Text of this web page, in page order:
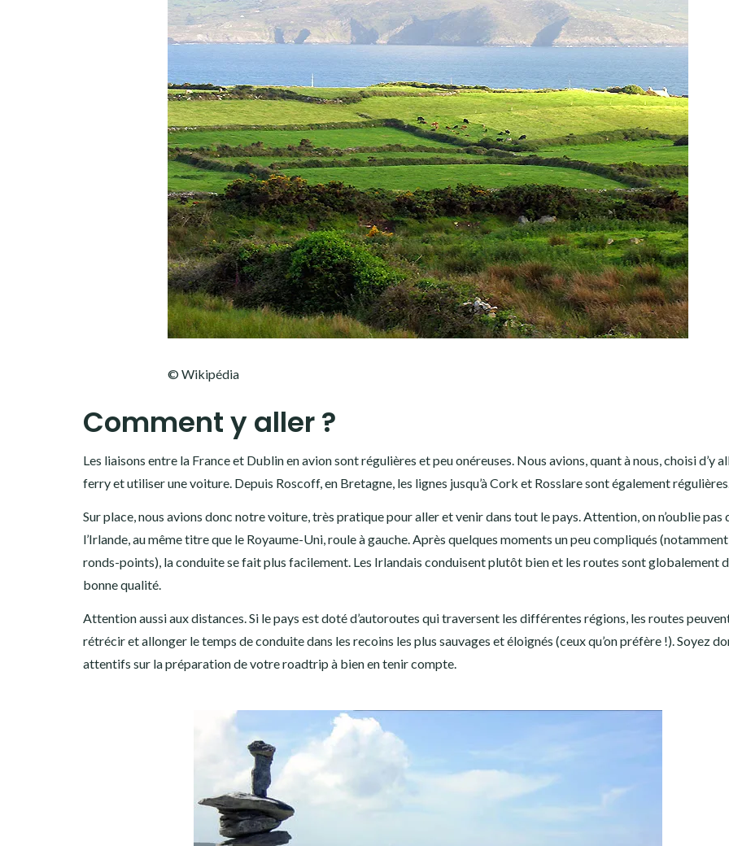
© Wikipédia
Comment y aller ?
Les liaisons entre la France et Dublin en avion sont régulières et peu onéreuses. Nous avions, quant à nous, choisi d’y
ferry et utiliser une voiture. Depuis Roscoff, en Bretagne, les lignes jusqu’à Cork et Rosslare sont également régulières.
Sur place, nous avions donc notre voiture, très pratique pour aller et venir dans tout le pays. Attention, on n’oublie pas
l’Irlande, au même titre que le Royaume-Uni, roule à gauche. Après quelques moments un peu compliqués
ronds-points), la conduite se fait plus facilement. Les Irlandais conduisent plutôt bien et les routes sont globalement
bonne qualité.
Attention aussi aux distances. Si le pays est doté d’autoroutes qui traversent les différentes régions, les routes
rétrécir et allonger le temps de conduite dans les recoins les plus sauvages et éloignés (ceux qu’on préfère !). Soyez
attentifs sur la préparation de votre roadtrip à bien en tenir compte.